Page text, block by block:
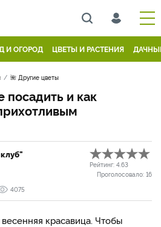
И ОГОРОД ЦВЕТЫ И РАСТЕНИЯ
🌺 Другие цветы
посадить и как
Рейтинг: 4.63
Проголосовало: 16
4075
красавица. Чтобы